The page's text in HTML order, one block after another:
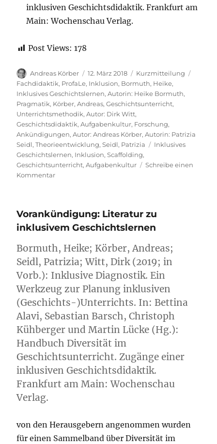
inklusiven Geschichtsdidaktik. Frankfurt am
Main: Wochenschau Verlag.
Post Views: 178
Autor
Andreas Körber
Veröffentlicht
am
12. März 2018 Format
Kurzmitteilung
Fachdidaktik, ProfaLe, Inklusion, Bormuth, Heike,
Inklusives Geschichtslernen,Autorin: Heike Bormuth,
Pragmatik, Körber, Andreas,Geschichtsunterricht,
Unterrichtsmethodik,Autor: Dirk Witt,
Geschichtsdidaktik,Aufgabenkultur, Forschung,
Ankündigungen,Autor: Andreas Körber,Autorin: Patrizia
Seidl,Theorieentwicklung,Seidl, Patrizia Schlagwörter
Inklusives
Geschichtslernen, Inklusion,Scaffolding,
Geschichtsunterricht,Aufgabenkultur
Schreibe einen
Kommentarzu
inklusivem
Geschichtslernen
Vorankündigung: Literatur zu
inklusivem Geschichtslernen
Bormuth, Heike; Körber, Andreas;
Seidl, Patrizia; Witt, Dirk (2019; in
Vorb.): Inklusive Diagnostik. Ein
Werkzeug zur Planung inklusiven
(Geschichts-)Unterrichts. In: Bettina
Alavi, Sebastian Barsch, Christoph
Kühberger und Martin Lücke (Hg.):
Handbuch Diversität im
Geschichtsunterricht. Zugänge einer
inklusiven Geschichtsdidaktik.
Frankfurt am Main: Wochenschau
Verlag.
von den Herausgebern angenommen wurden
für einen Sammelband über Diversität im